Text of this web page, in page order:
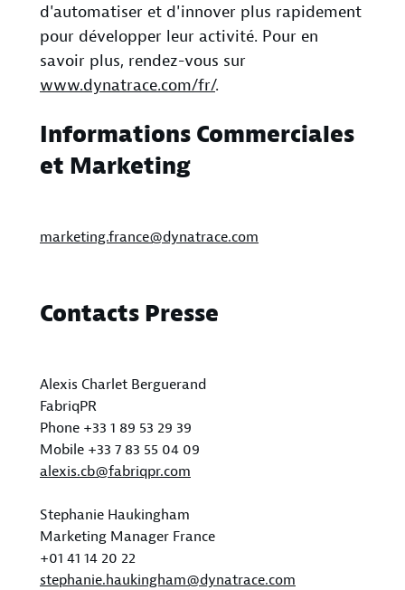
d'automatiser et d'innover plus rapidement
pour développer leur activité. Pour en
savoir plus, rendez-vous sur
www.dynatrace.com/fr/.
Informations Commerciales
et Marketing
marketing.france@dynatrace.com
Contacts Presse
Alexis Charlet Berguerand
FabriqPR
Phone +33 1 89 53 29 39
Mobile +33 7 83 55 04 09
alexis.cb@fabriqpr.com
Stephanie Haukingham
Marketing Manager France
+01 41 14 20 22
stephanie.haukingham@dynatrace.com